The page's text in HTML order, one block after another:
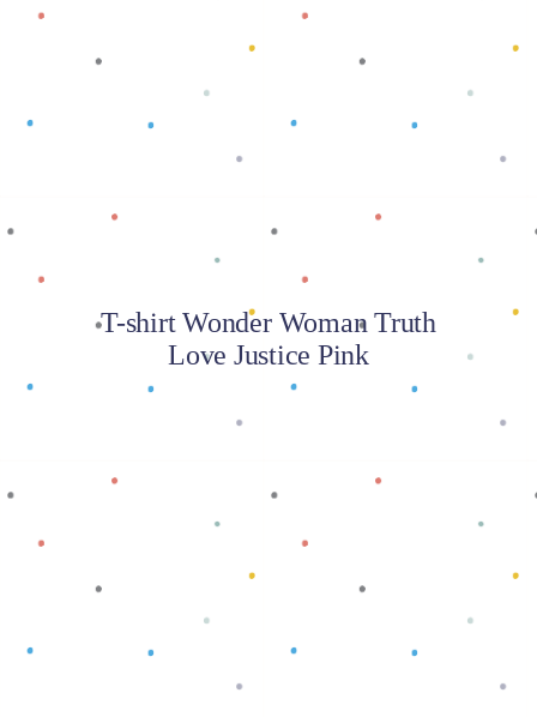
Baca selengkapnya
T-shirt Wonder Woman Truth
Love Justice Pink
Baca selengkapnya